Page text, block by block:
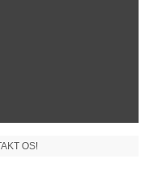
OS!